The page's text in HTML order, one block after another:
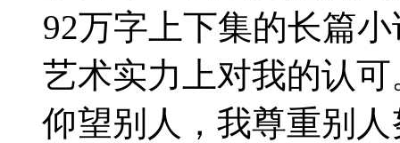
92万字上下集的长篇
艺术实力上对我的认
仰望别人，我尊重别